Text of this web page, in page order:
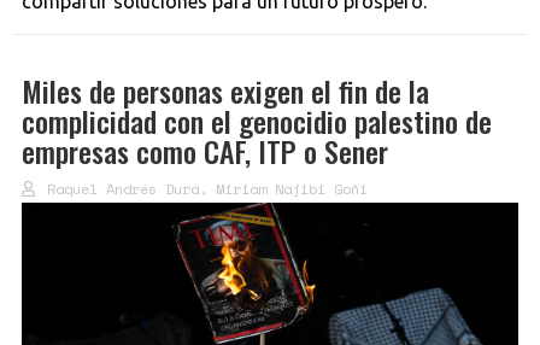
Miles de personas exigen el fin de la
complicidad con el genocidio palestino de
empresas como CAF, ITP o Sener
Raquel Andrés Durà, Miriam Najibi Goñi